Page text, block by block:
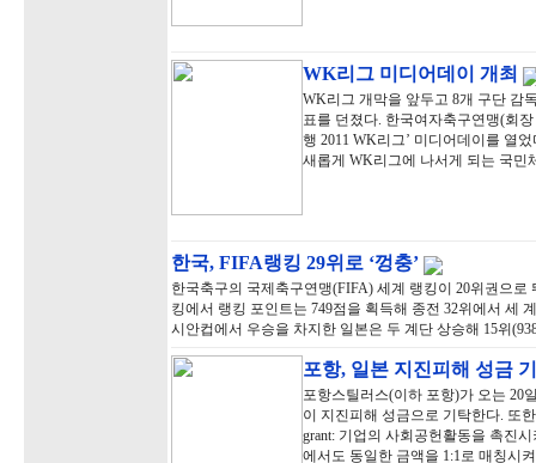
WK리그 미디어데이 개최
WK리그 개막을 앞두고 8개 구단 감
표를 던졌다. 한국여자축구연맹(회
행 2011 WK리그’ 미디어데이를 열
새롭게 WK리그에 나서게 되는 국
한국, FIFA랭킹 29위로 ‘껑충’
한국축구의 국제축구연맹(FIFA) 세계 랭킹이 20위권으
킹에서 랭킹 포인트는 749점을 획득해 종전 32위에서 세
시안컵에서 우승을 차지한 일본은 두 계단 상승해 15위
포항, 일본 지진피해 성금
포항스틸러스(이하 포항)가 오는 20
이 지진피해 성금으로 기탁한다. 또
grant: 기업의 사회공헌활동을 촉진
에서도 동일한 금액을 1:1로 매칭시